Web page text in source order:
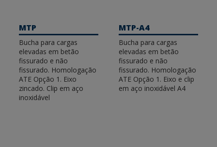
maquinaria.
MTP
Bucha para cargas
elevadas em betão
fissurado e não
fissurado. Homologação
ATE Opção 1. Eixo
zincado. Clip em aço
inoxidável
MTP-A4
Bucha para cargas
elevadas em betão
fissurado e não
fissurado. Homologação
ATE Opção 1. Eixo e clip
em aço inoxidável A4